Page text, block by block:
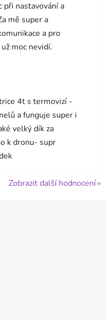
při nastavování a
mě super a
a pro
moc nevidí.
4t s termovizí -
a funguje super i
velký dík za
k dronu- supr
Zobrazit další hodnocení